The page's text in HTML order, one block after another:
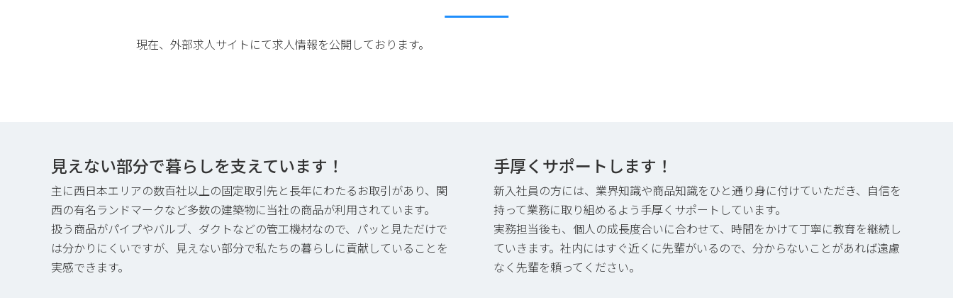
現在、外部求人サイトにて求人情報を公開しております。
見えない部分で暮らしを支えています！
主に西日本エリアの数百社以上の固定取引先と長年にわたるお取引があり、関
西の有名ランドマークなど多数の建築物に当社の商品が利用されています。
扱う商品がパイプやバルブ、ダクトなどの管工機材なので、パッと見ただけで
は分かりにくいですが、見えない部分で私たちの暮らしに貢献していることを
実感できます。
手厚くサポートします！
新入社員の方には、業界知識や商品知識をひと通り身に付けていただき、自信を
持って業務に取り組めるよう手厚くサポートしています。
実務担当後も、個人の成長度合いに合わせて、時間をかけて丁寧に教育を継続し
ていきます。社内にはすぐ近くに先輩がいるので、分からないことがあれば遠慮
なく先輩を頼ってください。